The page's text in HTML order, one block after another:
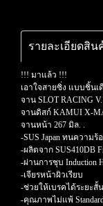
รายละเอียดสิน
!!! มาแล้ว !!!
เอาใจสายซิ่ง แบบชิ้นเ
จาน SLOT RACING
จานดิสก์ KAMUI X-
จานหน้า 267 มิล. .
-SUS Japan ทนความร้
-ผลิตจาก SUS410DB
-ผ่านการชุบ Induction
-เจียรหน้าผิวเรียบ
-ช่วยให้เบรคได้ระยะสั้
-คุณภาพไม่แพ้